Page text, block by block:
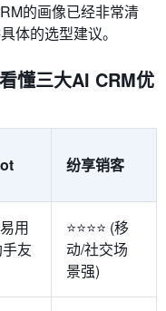
的画像已经非常清
体的选型建议。
懂三大AI CRM优
纷享销客
易用
友
⭐⭐⭐⭐ (移
动/社交场
景强)